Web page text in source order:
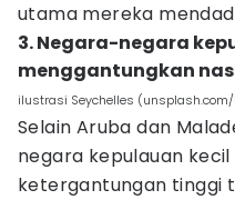
utama mereka
3. Negara-negara
menggantungkan
ilustrasi Seychelles (unsplash.com/
Selain Aruba dan
negara kepulauan
ketergantungan tinggi